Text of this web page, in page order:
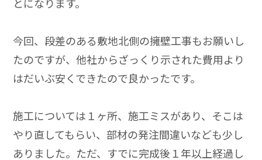
今回、段差のある敷地北側の擁壁工事もお願いし
たのですが、他社からざっくり示された費用より
はだいぶ安くできたので良かったです。
施工については１ヶ所、施工ミスがあり、そこは
やり直してもらい、部材の発注間違いなども少し
ありました。ただ、すでに完成後１年以上経過し